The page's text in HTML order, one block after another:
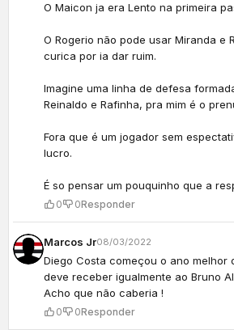
O Maicon ja era Lento na primeira
O Rogerio não pode usar Miranda e
curica por ia dar ruim.
Imagine uma linha de defesa
Reinaldo e Rafinha, pra mim é o
Fora que é um jogador sem
lucro.
É so pensar um pouquinho que a
0 0Responder
Marcos Jr08/03/2022
Diego Costa começou o ano melhor
deve receber igualmente ao Bruno
Acho que não caberia !
0 0Responder